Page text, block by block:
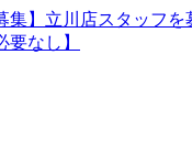
集】立川店スタッフを
要なし】